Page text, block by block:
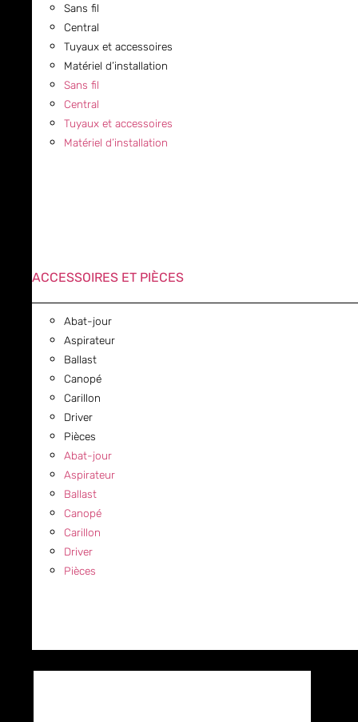
Sans fil
Central
Tuyaux et accessoires
Matériel d’installation
Sans fil
Central
Tuyaux et accessoires
Matériel d’installation
ACCESSOIRES ET PIÈCES
Abat-jour
Aspirateur
Ballast
Canopé
Carillon
Driver
Pièces
Abat-jour
Aspirateur
Ballast
Canopé
Carillon
Driver
Pièces